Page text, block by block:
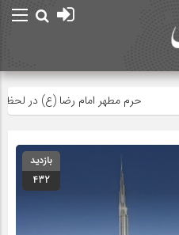
حرم مطهر امام رضا (ع) در لحظه
بازدید
432